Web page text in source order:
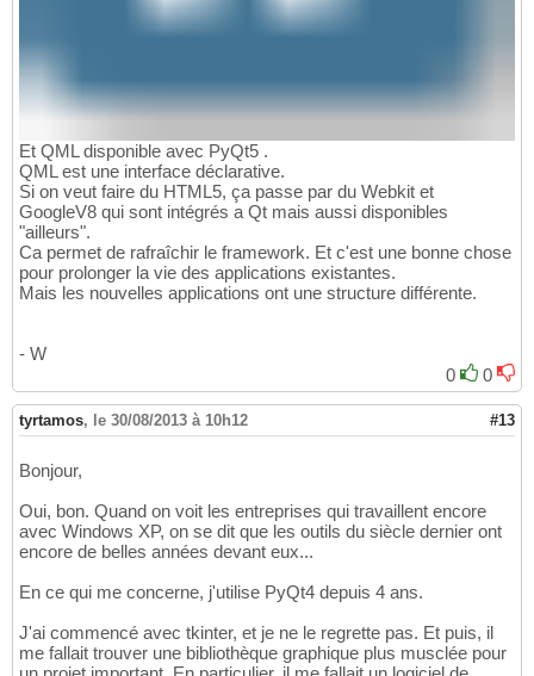
Et QML disponible avec PyQt5 .
QML est une interface déclarative.
Si on veut faire du HTML5, ça passe par du Webkit et
GoogleV8 qui sont intégrés a Qt mais aussi disponibles
"ailleurs".
Ca permet de rafraîchir le framework. Et c'est une bonne chose
pour prolonger la vie des applications existantes.
Mais les nouvelles applications ont une structure différente.
- W
0
0
tyrtamos, le 30/08/2013 à 10h12 #13
Bonjour,
Oui, bon. Quand on voit les entreprises qui travaillent encore
avec Windows XP, on se dit que les outils du siècle dernier ont
encore de belles années devant eux...
En ce qui me concerne, j'utilise PyQt4 depuis 4 ans.
J'ai commencé avec tkinter, et je ne le regrette pas. Et puis, il
me fallait trouver une bibliothèque graphique plus musclée pour